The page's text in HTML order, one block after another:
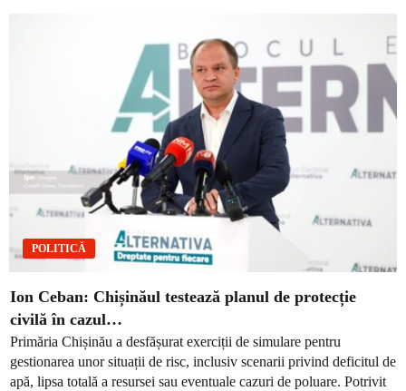
POLITICĂ
Ion Ceban: Chișinăul testează planul de protecție
civilă în cazul…
Primăria Chișinău a desfășurat exerciții de simulare pentru
gestionarea unor situații de risc, inclusiv scenarii privind deficitul de
apă, lipsa totală a resursei sau eventuale cazuri de poluare. Potrivit